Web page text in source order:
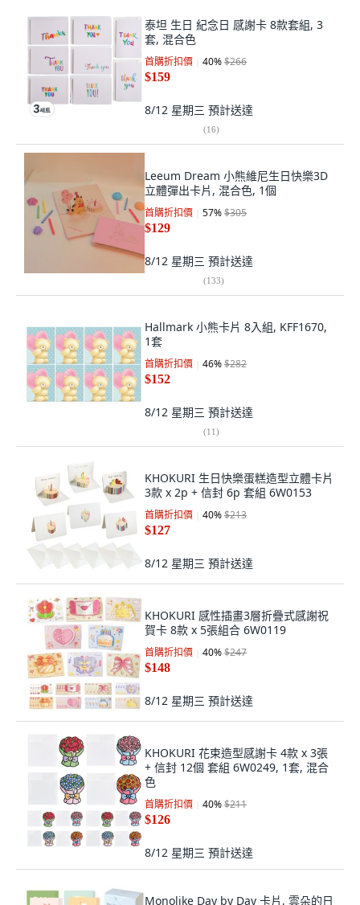
泰坦 生日 紀念日 感謝卡 8款套組, 3
套, 混合色
首購折扣價 40%$266
$159
8/12 星期三 預計送達
(16)
Leeum Dream 小熊維尼生日快樂3D
立體彈出卡片, 混合色, 1個
首購折扣價 57%$305
$129
8/12 星期三 預計送達
(133)
Hallmark 小熊卡片 8入組, KFF1670,
1套
首購折扣價 46%$282
$152
8/12 星期三 預計送達
(11)
KHOKURI 生日快樂蛋糕造型立體卡片
3款 x 2p + 信封 6p 套組 6W0153
首購折扣價 40%$213
$127
8/12 星期三 預計送達
KHOKURI 感性插畫3層折疊式感謝祝
賀卡 8款 x 5張組合 6W0119
首購折扣價 40%$247
$148
8/12 星期三 預計送達
KHOKURI 花束造型感謝卡 4款 x 3張
+ 信封 12個 套組 6W0249, 1套, 混合
色
首購折扣價 40%$211
$126
8/12 星期三 預計送達
Monolike Day by Day 卡片, 雲朵的日